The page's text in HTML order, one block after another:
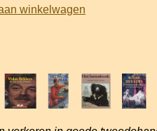
winkelwagen